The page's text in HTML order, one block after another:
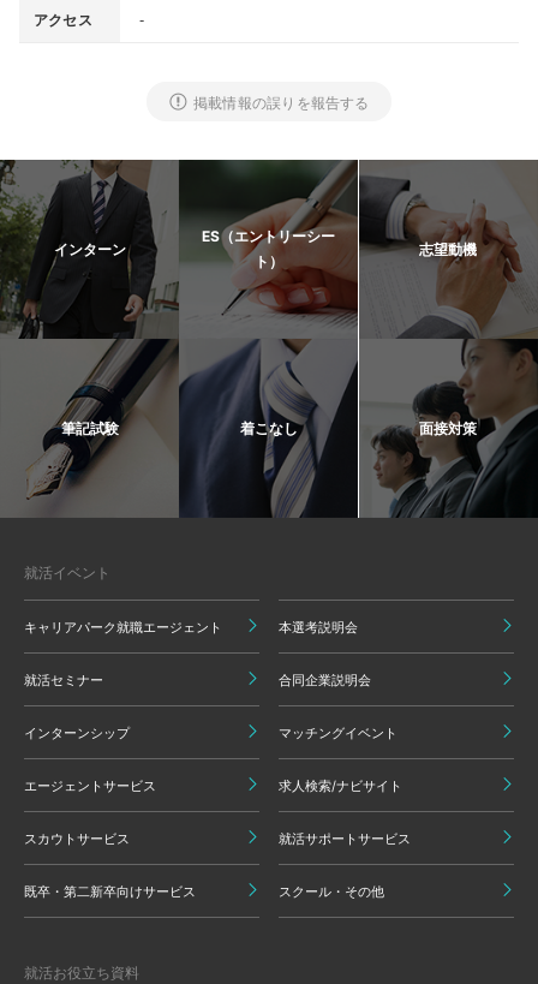
アクセス -
掲載情報の誤りを報告する
インターン
ES（エントリーシー
ト）
志望動機
筆記試験 着こなし 面接対策
就活イベント
キャリアパーク就職エージェント 本選考説明会
就活セミナー 合同企業説明会
インターンシップ マッチングイベント
エージェントサービス 求人検索/ナビサイト
スカウトサービス 就活サポートサービス
既卒・第二新卒向けサービス スクール・その他
就活お役立ち資料